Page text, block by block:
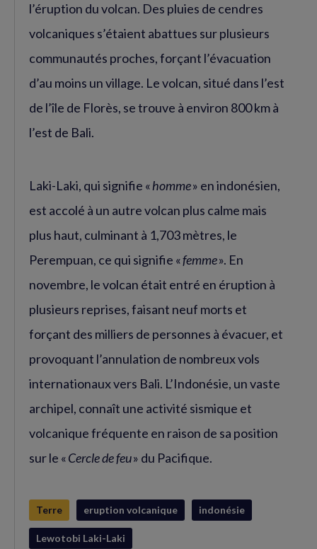
l’éruption du volcan. Des pluies de cendres
volcaniques s’étaient abattues sur plusieurs
communautés proches, forçant l’évacuation
d’au moins un village. Le volcan, situé dans l’est
de l’île de Florès, se trouve à environ 800 km à
l’est de Bali.
Laki-Laki, qui signifie «homme» en indonésien,
est accolé à un autre volcan plus calme mais
plus haut, culminant à 1,703 mètres, le
Perempuan, ce qui signifie «femme». En
novembre, le volcan était entré en éruption à
plusieurs reprises, faisant neuf morts et
forçant des milliers de personnes à évacuer, et
provoquant l’annulation de nombreux vols
internationaux vers Bali. L’Indonésie, un vaste
archipel, connaît une activité sismique et
volcanique fréquente en raison de sa position
sur le «Cercle de feu» du Pacifique.
Terre eruption volcanique indonésie
Lewotobi Laki-Laki